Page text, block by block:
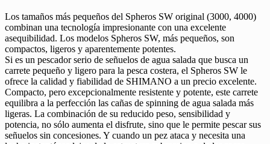
Los tamaños más pequeños del Spheros SW original (3000, 4000)
combinan una tecnología impresionante con una excelente
asequibilidad. Los modelos Spheros SW, más pequeños, son
compactos, ligeros y aparentemente potentes.
Si es un pescador serio de señuelos de agua salada que busca un
carrete pequeño y ligero para la pesca costera, el Spheros SW le
ofrece la calidad y fiabilidad de SHIMANO a un precio excelente.
Compacto, pero excepcionalmente resistente y potente, este carrete
equilibra a la perfección las cañas de spinning de agua salada más
ligeras. La combinación de su reducido peso, sensibilidad y
potencia, no sólo aumenta el disfrute, sino que le permite pescar sus
señuelos sin concesiones. Y cuando un pez ataca y necesita una